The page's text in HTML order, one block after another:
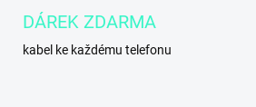
DÁREK ZDARMA
kabel ke každému telefonu